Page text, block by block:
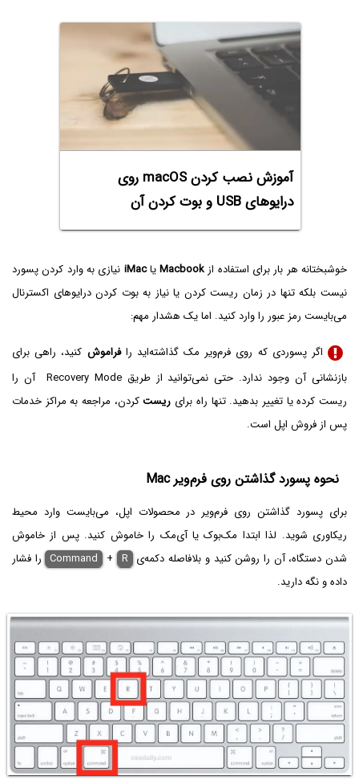
آموزش نصب کردن macOS روی
درایوهای USB و بوت کردن آن
خوشبختانه هر بار برای استفاده از MacbookیاiMac نیازی به وارد کردن پسورد
نیست بلکه تنها در زمان ریست کردن یا نیاز به بوت کردن درایوهای اکسترنال
می‌بایست رمز عبور را وارد کنید. اما یک هشدار مهم:
اگر پسوردی که روی فرم‌ویر مک گذاشته‌اید رافراموش کنید، راهی برای
بازنشانی آن وجود ندارد. حتی نمی‌توانید از طریق Recovery Mode آن را
ریست کرده یا تغییر بدهید. تنها راه برای ریستکردن، مراجعه به مراکز خدمات
پس از فروش اپل است.
نحوه پسورد گذاشتن روی فرم‌ویر Mac
برای پسورد گذاشتن روی فرم‌ویر در محصولات اپل، می‌بایست وارد محیط
ریکاوری شوید. لذا ابتدا مک‌بوک یا آی‌مک را خاموش کنید. پس از خاموش
شدن دستگاه، آن را روشن کنید و بلافاصله دکمه‌ی
Command + R
را فشار
داده و نگه دارید.